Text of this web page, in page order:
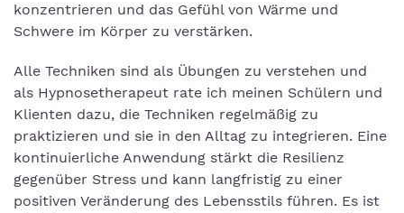
konzentrieren und das Gefühl von Wärme und
Schwere im Körper zu verstärken.
Alle Techniken sind als Übungen zu verstehen und
als Hypnosetherapeut rate ich meinen Schülern und
Klienten dazu, die Techniken regelmäßig zu
praktizieren und sie in den Alltag zu integrieren. Eine
kontinuierliche Anwendung stärkt die Resilienz
gegenüber Stress und kann langfristig zu einer
positiven Veränderung des Lebensstils führen. Es ist